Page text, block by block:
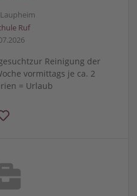
Ruf
Reinigung der
vormittags je ca. 2
= Urlaub